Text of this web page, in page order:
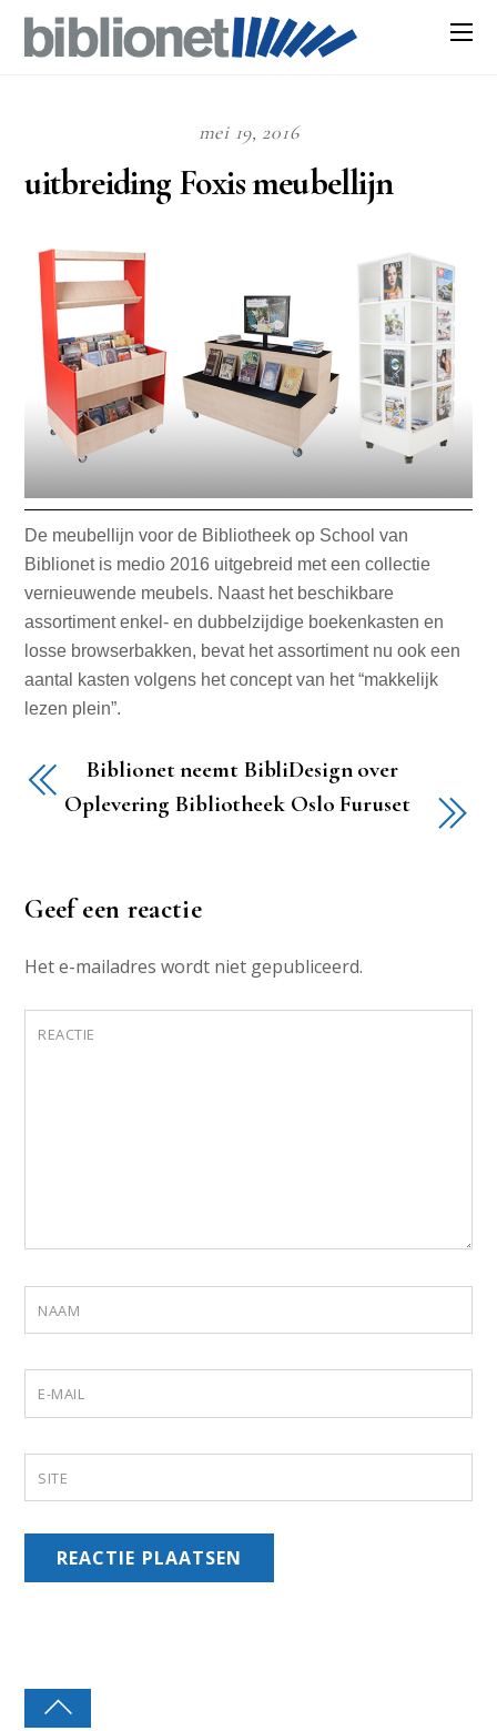
mei 19, 2016
uitbreiding Foxis meubellijn
De meubellijn voor de Bibliotheek op School van
Biblionet is medio 2016 uitgebreid met een collectie
vernieuwende meubels. Naast het beschikbare
assortiment enkel- en dubbelzijdige boekenkasten en
losse browserbakken, bevat het assortiment nu ook een
aantal kasten volgens het concept van het “makkelijk
lezen plein”.
Biblionet neemt BibliDesign over
Oplevering Bibliotheek Oslo Furuset
Geef een reactie
Het e-mailadres wordt niet gepubliceerd.
REACTIE
NAAM
E-MAIL
SITE